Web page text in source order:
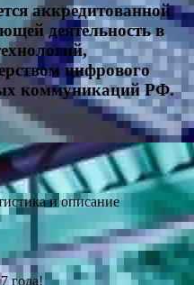
аккредитованной
деятельность в
цифрового
коммуникаций РФ.
и описание
года!